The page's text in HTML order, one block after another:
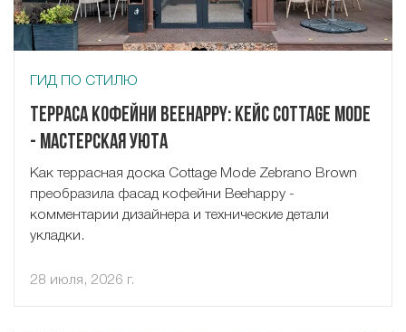
ГИД ПО СТИЛЮ
Терраса кофейни Beehappy: кейс Cottage Mode
- Мастерская Уюта
Как террасная доска Cottage Mode Zebrano Brown
преобразила фасад кофейни Beehappy -
комментарии дизайнера и технические детали
укладки.
28 июля, 2026 г.